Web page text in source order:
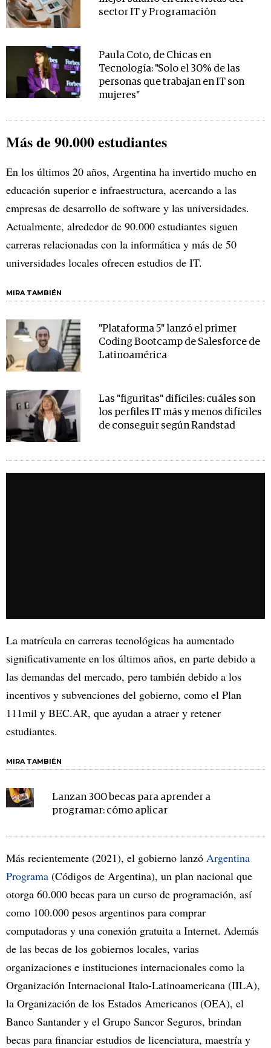
sector IT y Programación
Paula Coto, de Chicas en
Tecnología: "Solo el 30% de las
personas que trabajan en IT son
mujeres"
Más de 90.000 estudiantes
En los últimos 20 años, Argentina ha invertido mucho en
educación superior e infraestructura, acercando a las
empresas de desarrollo de software y las universidades.
Actualmente, alrededor de 90.000 estudiantes siguen
carreras relacionadas con la informática y más de 50
universidades locales ofrecen estudios de IT.
MIRA TAMBIÉN
"Plataforma 5" lanzó el primer
Coding Bootcamp de Salesforce de
Latinoamérica
Las "figuritas" difíciles: cuáles son
los perfiles IT más y menos difíciles
de conseguir según Randstad
La matrícula en carreras tecnológicas ha aumentado
significativamente en los últimos años, en parte debido a
las demandas del mercado, pero también debido a los
incentivos y subvenciones del gobierno, como el Plan
111mil y BEC.AR, que ayudan a atraer y retener
estudiantes.
MIRA TAMBIÉN
Lanzan 300 becas para aprender a
programar: cómo aplicar
Más recientemente (2021), el gobierno lanzó Argentina
Programa (Códigos de Argentina), un plan nacional que
otorga 60.000 becas para un curso de programación, así
como 100.000 pesos argentinos para comprar
computadoras y una conexión gratuita a Internet. Además
de las becas de los gobiernos locales, varias
organizaciones e instituciones internacionales como la
Organización Internacional Italo-Latinoamericana (IILA),
la Organización de los Estados Americanos (OEA), el
Banco Santander y el Grupo Sancor Seguros, brindan
becas para financiar estudios de licenciatura, maestría y